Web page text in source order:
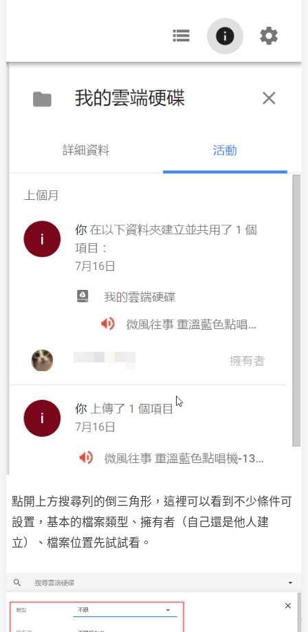
點開上方搜尋列的倒三角形，這裡可以看到不少條件可
設置，基本的檔案類型、擁有者（自己還是他人建
立）、檔案位置先試試看。